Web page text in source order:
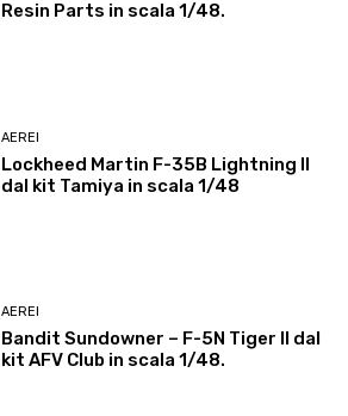
Resin Parts in scala 1/48.
AEREI
Lockheed Martin F-35B Lightning II
dal kit Tamiya in scala 1/48
AEREI
Bandit Sundowner – F-5N Tiger II dal
kit AFV Club in scala 1/48.